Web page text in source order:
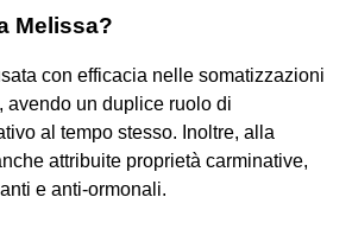
Melissa?
con efficacia nelle somatizzazioni
avendo un duplice ruolo di
al tempo stesso. Inoltre, alla
attribuite proprietà carminative,
e anti-ormonali.